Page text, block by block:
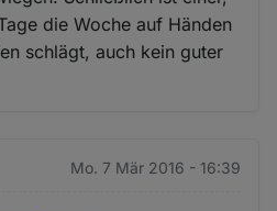
die Woche auf Händen
schlägt, auch kein guter
Mo. 7 Mär 2016 - 16:39